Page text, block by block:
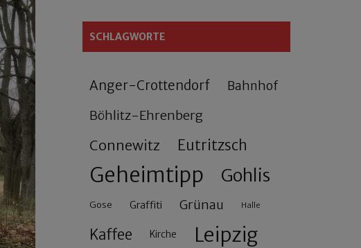
SCHLAGWORTE
Anger-Crottendorf Bahnhof
Böhlitz-Ehrenberg
Connewitz Eutritzsch
Geheimtipp Gohlis
Gose Graffiti Grünau Halle
Kaffee Kirche Leipzig